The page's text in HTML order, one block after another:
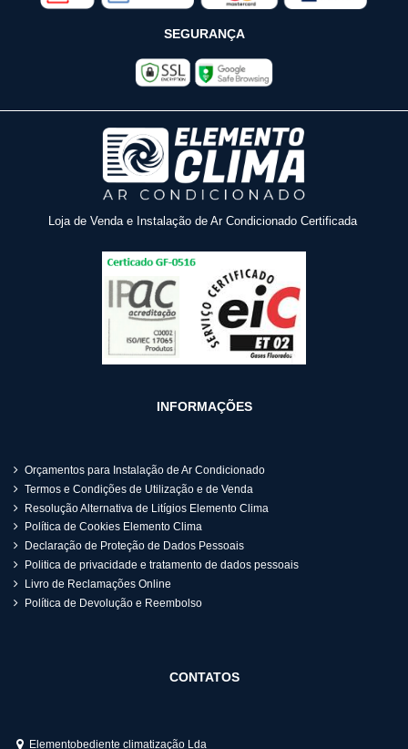
SEGURANÇA
Loja de Venda e Instalação de Ar Condicionado Certificada
INFORMAÇÕES
Orçamentos para Instalação de Ar Condicionado
Termos e Condições de Utilização e de Venda
Resolução Alternativa de Litígios Elemento Clima
Política de Cookies Elemento Clima
Declaração de Proteção de Dados Pessoais
Politica de privacidade e tratamento de dados pessoais
Livro de Reclamações Online
Política de Devolução e Reembolso
CONTATOS
Elementobediente climatização Lda